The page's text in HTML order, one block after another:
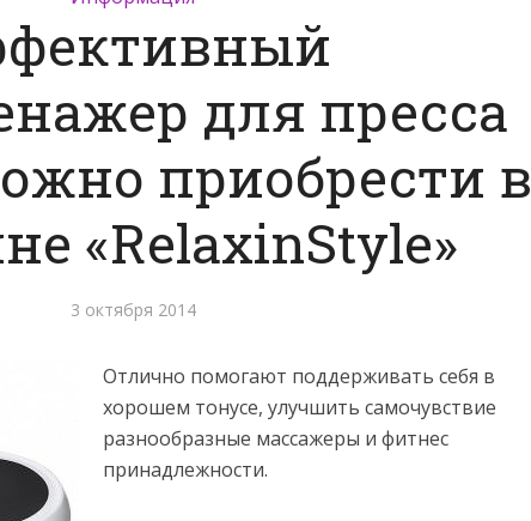
для пресса
приобрести в
«RelaxinStyle»
3 октября 2014
Отлично помогают поддерживать себя в
хорошем тонусе, улучшить самочувствие
разнообразные массажеры и фитнес
принадлежности.